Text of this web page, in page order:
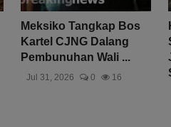
Meksiko Tangkap Bos
Kartel CJNG Dalang
Pembunuhan Wali ...
Jul 31, 2026 0 16